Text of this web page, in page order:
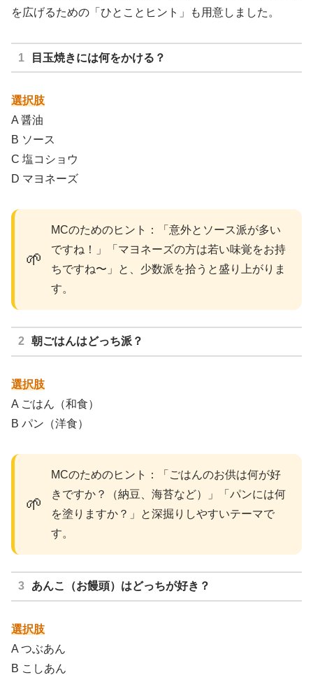
を広げるための「ひとことヒント」も用意しました。
目玉焼きには何をかける？
選択肢
A 醤油
B ソース
C 塩コショウ
D マヨネーズ
🌱
MCのためのヒント：「意外とソース派が多い
ですね！」「マヨネーズの方は若い味覚をお持
ちですね〜」と、少数派を拾うと盛り上がりま
す。
朝ごはんはどっち派？
選択肢
A ごはん（和食）
B パン（洋食）
🌱
MCのためのヒント：「ごはんのお供は何が好
きですか？（納豆、海苔など）」「パンには何
を塗りますか？」と深掘りしやすいテーマで
す。
あんこ（お饅頭）はどっちが好き？
選択肢
A つぶあん
B こしあん